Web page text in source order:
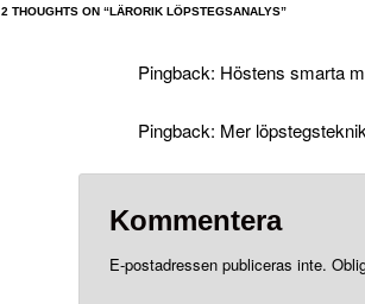
2 THOUGHTS ON “LÄRORIK LÖPSTEGSANALYS”
Pingback: Höstens smarta
Pingback: Mer
Kommentera
E-postadressen publiceras inte.